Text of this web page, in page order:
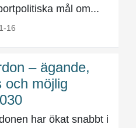
mål om...
16
– ägande,
och möjlig
har ökat snabbt i